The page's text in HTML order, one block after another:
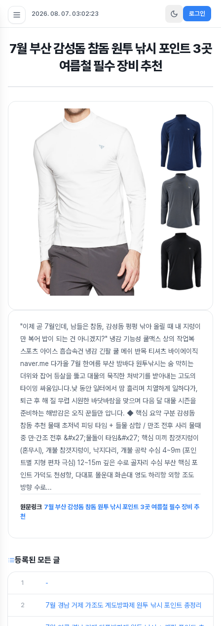
2026. 08. 07. 03:02:23 로그인
7월 부산 감성돔 참돔 원투 낚시 포인트 3곳
여름철 필수 장비 추천
"이제 곧 7월인데, 남들은 참돔, 감성돔 펑펑 낚아 올릴 때 내 지렁이
만 복어 밥이 되는 건 아니겠지?" 냉감 기능성 쿨맥스 상의 작업복
스포츠 아이스 흡습속건 냉감 긴팔 쿨 메쉬 반목 티셔츠 바이에이직
naver.me 다가올 7월 한여름 부산 밤바다 원투낚시는 숨 막히는
더위와 잡어 등살을 뚫고 대물의 묵직한 처박기를 받아내는 고도의
타이밍 싸움입니다.낮 동안 일터에서 땀 흘리며 치열하게 일하다가,
퇴근 후 해 질 무렵 시원한 바닷바람을 맞으며 다음 달 대물 시즌을
준비하는 해방감은 오직 꾼들만 압니다. ◆ 핵심 요약 구분 감성돔
참돔 추천 물때 초저녁 피딩 타임 + 들물 삼합 / 만조 전후 사리 물때
중 만·간조 전후 &#x27;물돌이 타임&#x27; 핵심 미끼 참갯지렁이
(혼무시), 개불 참갯지렁이, 낙지다리, 개불 공략 수심 4~9m (포인
트별 지형 편차 극심) 12~15m 깊은 수로 골자리 수심 부산 핵심 포
인트 가덕도 천성항, 다대포 몰운대 화손대 영도 하리항 외항 조도
방향 수로...
원문링크 7월 부산 감성돔 참돔 원투 낚시 포인트 3곳 여름철 필수 장비 추
천
등록된 모든 글
1 -
2 7월 경남 거제 가조도 계도방파제 원투 낚시 포인트 총정리